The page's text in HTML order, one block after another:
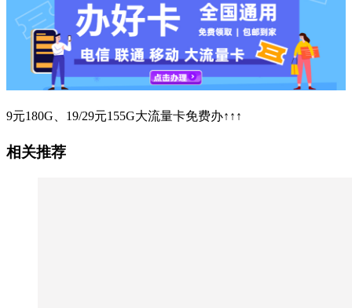
9元180G、19/29元155G大流量卡免费办↑↑↑
相关推荐